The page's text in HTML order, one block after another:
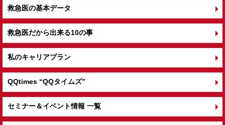
救急医の基本データ
救急医だから出来る10の事
私のキャリアプラン
QQtimes “QQタイムズ”
セミナー＆イベント情報 一覧